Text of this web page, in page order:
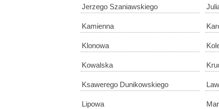
Jerzego Szaniawskiego
Kamienna
Klonowa
Kowalska
Ksawerego Dunikowskiego
Lipowa